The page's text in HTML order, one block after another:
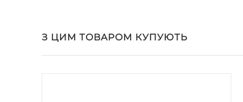
З ЦИМ ТОВАРОМ КУПУЮТЬ